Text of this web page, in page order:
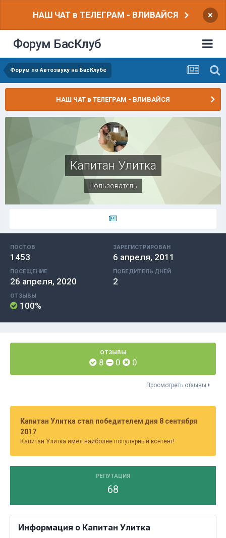
НАШ ЧАТ в ТЕЛЕГРАМ - ВЛИВАЙСЯ ×
Форум БасКлуб
Форум по Автозвуку на БасКлубе
НАШ ЧАТ в ТЕЛЕГРАМ - ВЛИВАЙСЯ
Капитан Улитка
Пользователь
ПОСТОВ
1453
ЗАРЕГИСТРИРОВАН
6 апреля, 2011
ПОСЕЩЕНИЕ
26 апреля, 2020
ПОБЕДИТЕЛЬ ДНЕЙ
2
ОТЗЫВЫ
100%
ОТЗЫВЫ
8 0 0
Просмотреть отзывы
Капитан Улитка стал победителем дня 8 сентября
2017
Капитан Улитка имел наиболее популярный контент!
РЕПУТАЦИЯ
68
Информация о Капитан Улитка